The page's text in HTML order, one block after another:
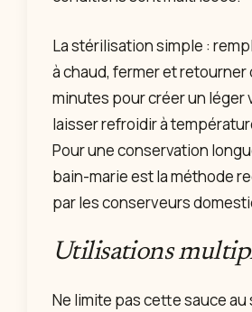
La stérilisation simple :
à chaud, fermer et retourner
minutes pour créer un léger
laisser refroidir à
Pour une conservation
bain-marie est la méthode
par les conserveurs
Utilisations
Ne limite pas cette sauce au